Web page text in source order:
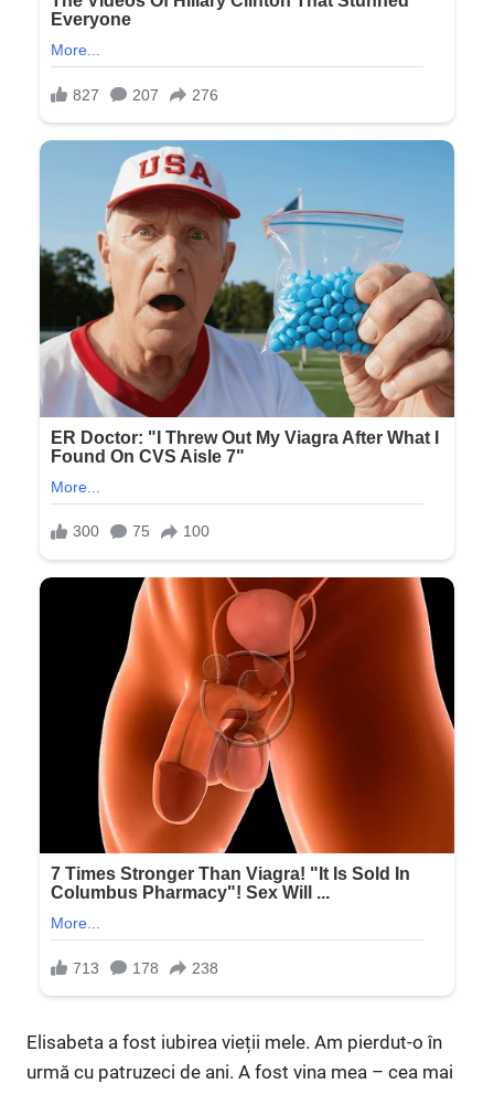
Elisabeta a fost iubirea vieții mele. Am pierdut-o în
urmă cu patruzeci de ani. A fost vina mea – cea mai